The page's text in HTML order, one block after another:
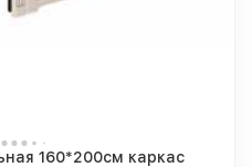
160*200см каркас